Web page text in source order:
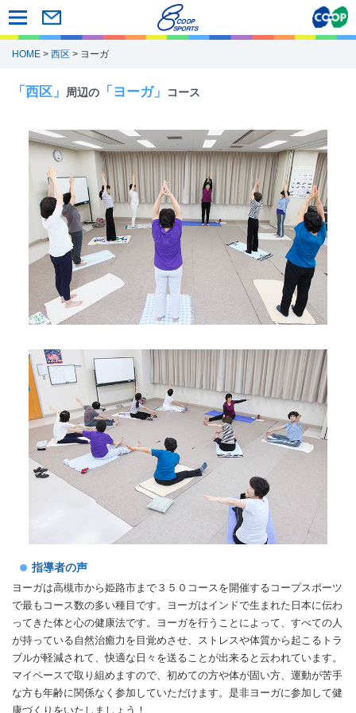
HOME > 西区 > ヨーガ
「西区」 周辺の 「ヨーガ」 コース
指導者の声
ヨーガは高槻市から姫路市まで３５０コースを開催するコープスポーツ
で最もコース数の多い種目です。ヨーガはインドで生まれた日本に伝わ
ってきた体と心の健康法です。ヨーガを行うことによって、すべての人
が持っている自然治癒力を目覚めさせ、ストレスや体質から起こるトラ
ブルが軽減されて、快適な日々を送ることが出来ると云われています。
マイペースで取り組めますので、初めての方や体が固い方、運動が苦手
な方も年齢に関係なく参加していただけます。是非ヨーガに参加して健
康づくりをいたしましょう！